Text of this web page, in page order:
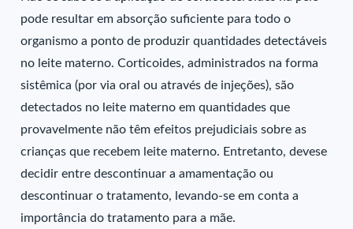
pode resultar em absorção suficiente para todo o
organismo a ponto de produzir quantidades detectáveis
no leite materno. Corticoides, administrados na forma
sistêmica (por via oral ou através de injeções), são
detectados no leite materno em quantidades que
provavelmente não têm efeitos prejudiciais sobre as
crianças que recebem leite materno. Entretanto, devese
decidir entre descontinuar a amamentação ou
descontinuar o tratamento, levando-se em conta a
importância do tratamento para a mãe.